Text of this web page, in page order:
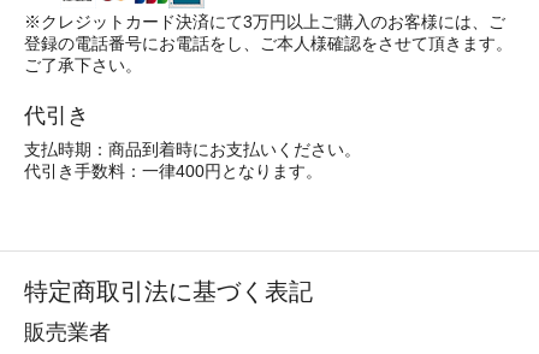
※クレジットカード決済にて3万円以上ご購入のお客様には、ご
登録の電話番号にお電話をし、ご本人様確認をさせて頂きます。
ご了承下さい。
代引き
支払時期：商品到着時にお支払いください。
代引き手数料：一律400円となります。
特定商取引法に基づく表記
販売業者